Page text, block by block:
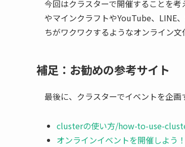
今回はクラスターで開催することを
やマインクラフトやYouTube、LINE
ちがワクワクするようなオンライン文
補足：お勧めの参考サイト
最後に、クラスターでイベントを企
clusterの使い方/how-to-use-
オンラインイベントを開催しよう